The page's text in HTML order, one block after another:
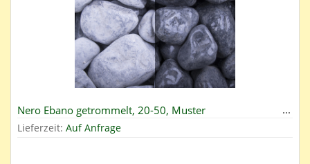
Nero Ebano getrommelt, 20-50, Muster
Lieferzeit: Auf Anfrage